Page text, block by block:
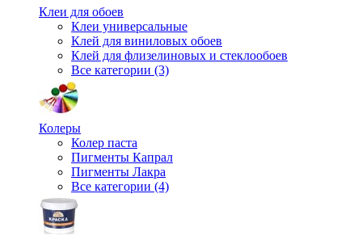
Клеи для обоев
Клеи универсальные
Клей для виниловых обоев
Клей для флизелиновых и стеклообоев
Все категории (3)
Колеры
Колер паста
Пигменты Капрал
Пигменты Лакра
Все категории (4)